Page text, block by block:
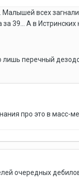
всех
А в Истринских
лишь перечный
про это в масс-
очередных